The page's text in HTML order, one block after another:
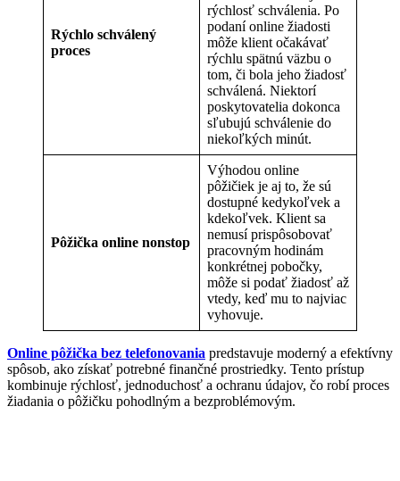
Rýchlo schválený
proces
rýchlosť schválenia. Po
podaní online žiadosti
môže klient očakávať
rýchlu spätnú väzbu o
tom, či bola jeho žiadosť
schválená. Niektorí
poskytovatelia dokonca
sľubujú schválenie do
niekoľkých minút.
Pôžička online nonstop
Výhodou online
pôžičiek je aj to, že sú
dostupné kedykoľvek a
kdekoľvek. Klient sa
nemusí prispôsobovať
pracovným hodinám
konkrétnej pobočky,
môže si podať žiadosť až
vtedy, keď mu to najviac
vyhovuje.
Online pôžička bez telefonovania predstavuje moderný a efektívny
spôsob, ako získať potrebné finančné prostriedky. Tento prístup
kombinuje rýchlosť, jednoduchosť a ochranu údajov, čo robí proces
žiadania o pôžičku pohodlným a bezproblémovým.